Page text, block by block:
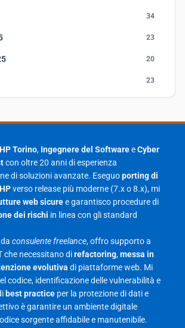
34
23
20
23
1
23
27
17
Torino, Ingegnere del SoftwareeCyber
con oltre 20 anni di esperienza
di soluzioni avanzate. Eseguoporting di
verso release più moderne (7.x o 8.x), mi
web sicuree garantisco procedure di
dei rischi in linea con gli standard
consulente freelance, offro supporto a
che necessitano direfactoring,messa in
evolutiva di piattaforme web. Mi
codice, identificazione delle vulnerabilità e
best practice per la protezione di dati e
è garantire un ambiente digitale
sorgente affidabile e manutenibile.